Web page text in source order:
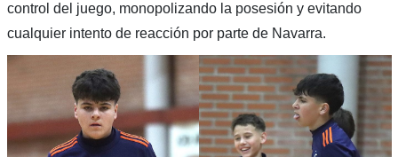
control del juego, monopolizando la posesión y evitando
cualquier intento de reacción por parte de Navarra.